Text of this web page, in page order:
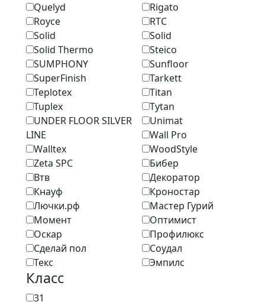
Quelyd
Rigato
Royce
RTC
Solid
Solid
Solid Thermo
Steico
SUMPHONY
Sunfloor
SuperFinish
Tarkett
Teplotex
Titan
Tuplex
Tytan
UNDER FLOOR SILVER
LINE
Unimat
Wall Pro
Walltex
WoodStyle
Zeta SPC
Бибер
Втв
Декоратор
Кнауф
Кроностар
Лючки.рф
Мастер Гурий
Момент
Оптимист
Оскар
Профилюкс
Сделай пол
Соудал
Текс
Эмпилс
Класс
31